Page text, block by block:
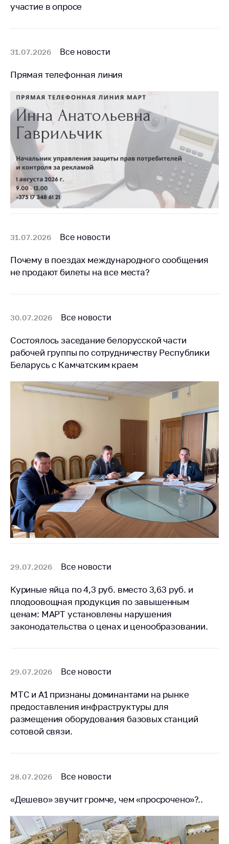
участие в опросе
31.07.2026 Все новости
Прямая телефонная линия
31.07.2026 Все новости
Почему в поездах международного сообщения
не продают билеты на все места?
30.07.2026 Все новости
Состоялось заседание белорусской части
рабочей группы по сотрудничеству Республики
Беларусь с Камчатским краем
29.07.2026 Все новости
Куриные яйца по 4,3 руб. вместо 3,63 руб. и
плодоовощная продукция по завышенным
ценам: МАРТ установлены нарушения
законодательства о ценах и ценообразовании.
29.07.2026 Все новости
МТС и А1 признаны доминантами на рынке
предоставления инфраструктуры для
размещения оборудования базовых станций
сотовой связи.
28.07.2026 Все новости
«Дешево» звучит громче, чем «просрочено»?..